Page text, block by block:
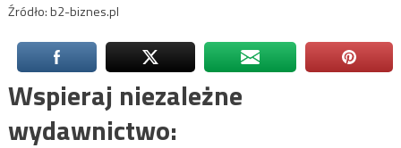
Źródło: b2-biznes.pl
Wspieraj niezależne
wydawnictwo: